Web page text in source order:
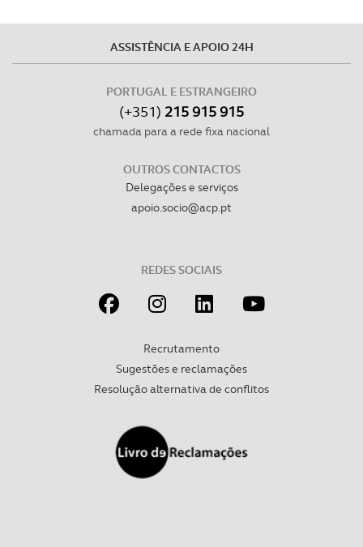
ASSISTÊNCIA E APOIO 24H
PORTUGAL E ESTRANGEIRO
(+351) 215 915 915
chamada para a rede fixa nacional
OUTROS CONTACTOS
Delegações e serviços
apoio.socio@acp.pt
REDES SOCIAIS
Recrutamento
Sugestões e reclamações
Resolução alternativa de conflitos